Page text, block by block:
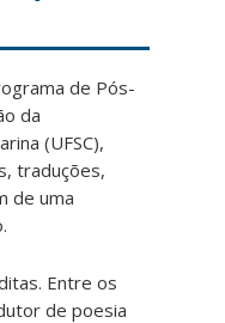
de Pós-
da
(UFSC),
traduções,
de uma
Entre os
de poesia